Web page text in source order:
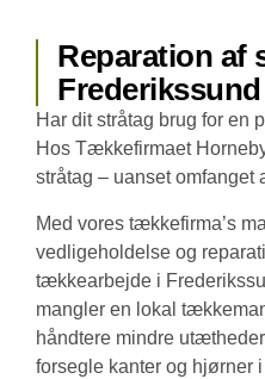
Reparation af
Frederikssund
Har dit stråtag brug for en
Hos Tækkefirmaet
stråtag – uanset omfanget
Med vores tækkefirma’s
vedligeholdelse og
tækkearbejde i
mangler en lokal
håndtere mindre
forsegle kanter og hjørner